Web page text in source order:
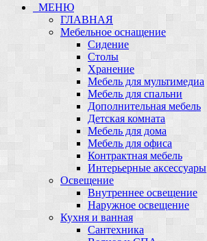
МЕНЮ
ГЛАВНАЯ
Мебельное оснащение
Сидение
Столы
Хранение
Мебель для мультимедиа
Мебель для спальни
Дополнительная мебель
Детская комната
Мебель для дома
Мебель для офиса
Контрактная мебель
Интерьерные аксессуары
Освещение
Внутреннее освещение
Наружное освещение
Кухня и ванная
Сантехника